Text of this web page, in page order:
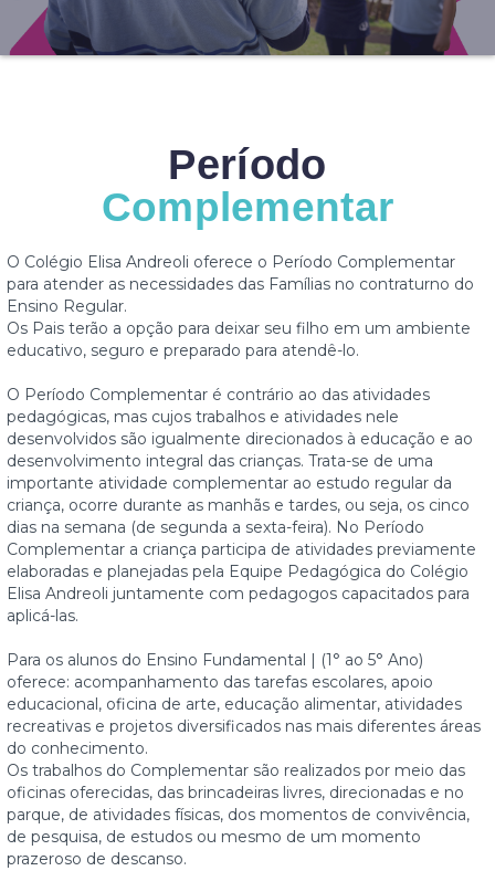
Período
Complementar
O Colégio Elisa Andreoli oferece o Período Complementar
para atender as necessidades das Famílias no contraturno do
Ensino Regular.
Os Pais terão a opção para deixar seu filho em um ambiente
educativo, seguro e preparado para atendê-lo.
O Período Complementar é contrário ao das atividades
pedagógicas, mas cujos trabalhos e atividades nele
desenvolvidos são igualmente direcionados à educação e ao
desenvolvimento integral das crianças. Trata-se de uma
importante atividade complementar ao estudo regular da
criança, ocorre durante as manhãs e tardes, ou seja, os cinco
dias na semana (de segunda a sexta-feira). No Período
Complementar a criança participa de atividades previamente
elaboradas e planejadas pela Equipe Pedagógica do Colégio
Elisa Andreoli juntamente com pedagogos capacitados para
aplicá-las.
Para os alunos do Ensino Fundamental | (1° ao 5° Ano)
oferece: acompanhamento das tarefas escolares, apoio
educacional, oficina de arte, educação alimentar, atividades
recreativas e projetos diversificados nas mais diferentes áreas
do conhecimento.
Os trabalhos do Complementar são realizados por meio das
oficinas oferecidas, das brincadeiras livres, direcionadas e no
parque, de atividades físicas, dos momentos de convivência,
de pesquisa, de estudos ou mesmo de um momento
prazeroso de descanso.